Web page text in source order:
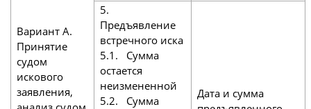
Вариант А.
Принятие
судом
искового
заявления,
5.
Предъявление
встречного иска
5.1. Сумма
остается
неизмененной
5.2. Сумма
Дата и сумма